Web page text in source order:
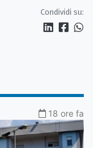
Condividi su:
18 ore fa